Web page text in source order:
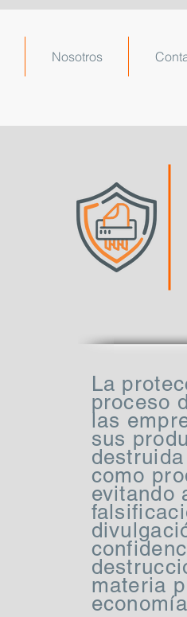
Nosotros
La
proceso
las
sus
como
evitando
materia